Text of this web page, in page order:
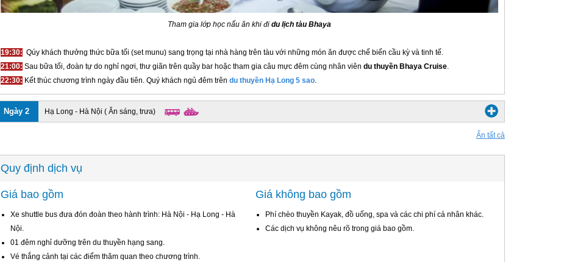
Tham gia lớp học nấu ăn khi đi du lịch tàu Bhaya
19:30: Qúy khách thưởng thức bữa tối (set munu) sang trọng tại nhà hàng trên tàu với những món ăn được chế biến cầu kỳ và tinh tế.
21:00: Sau bữa tối, đoàn tự do nghỉ ngơi, thư giãn trên quầy bar hoặc tham gia câu mực đêm cùng nhân viên du thuyền Bhaya Cruise.
22:30: Kết thúc chương trình ngày đầu tiên. Quý khách ngủ đêm trên du thuyền Hạ Long 5 sao.
Ngày 2 Hạ Long - Hà Nội ( Ăn sáng, trưa)
Ẩn tất cả
Quy định dịch vụ
Giá bao gồm
Xe shuttle bus đưa đón đoàn theo hành trình: Hà Nội - Hạ Long - Hà
Nội.
01 đêm nghỉ dưỡng trên du thuyền hạng sang.
Vé thắng cảnh tại các điểm thăm quan theo chương trình.
Giá không bao gồm
Phí chèo thuyền Kayak, đồ uống, spa và các chi phí cá nhân khác.
Các dịch vụ không nêu rõ trong giá bao gồm.